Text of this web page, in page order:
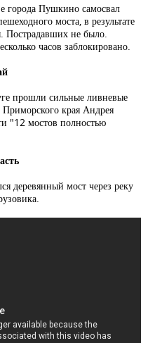
города Пушкино самосвал
моста, в результате
Пострадавших не было.
часов заблокировано.
прошли сильные ливневые
края Андрея
"12 мостов полностью
деревянный мост через реку